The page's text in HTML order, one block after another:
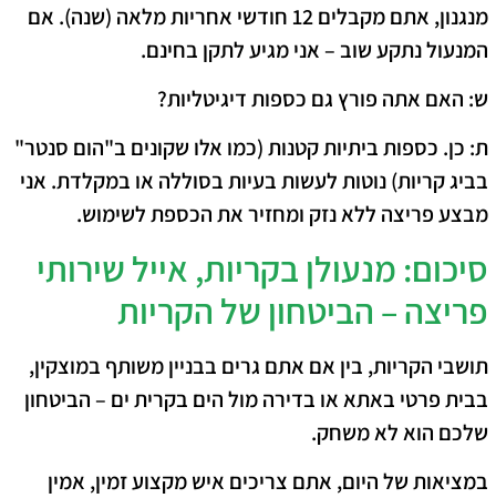
מנגנון, אתם מקבלים12 חודשי אחריות מלאה
(שנה). אם
המנעול נתקע שוב – אני מגיע לתקן בחינם.
ש: האם אתה פורץ גם כספות דיגיטליות?
ת: כן. כספות ביתיות קטנות (כמו אלו שקונים ב"הום סנטר"
בביג קריות) נוטות לעשות בעיות בסוללה או במקלדת. אני
מבצע פריצה ללא נזק ומחזיר את הכספת לשימוש.
​סיכום: מנעולן בקריות, אייל שירותי
פריצה – הביטחון של הקריות
​תושבי הקריות, בין אם אתם גרים בבניין משותף במוצקין,
בבית פרטי באתא או בדירה מול הים בקרית ים – הביטחון
שלכם הוא לא משחק.
במציאות של היום, אתם צריכים איש מקצוע זמין, אמין